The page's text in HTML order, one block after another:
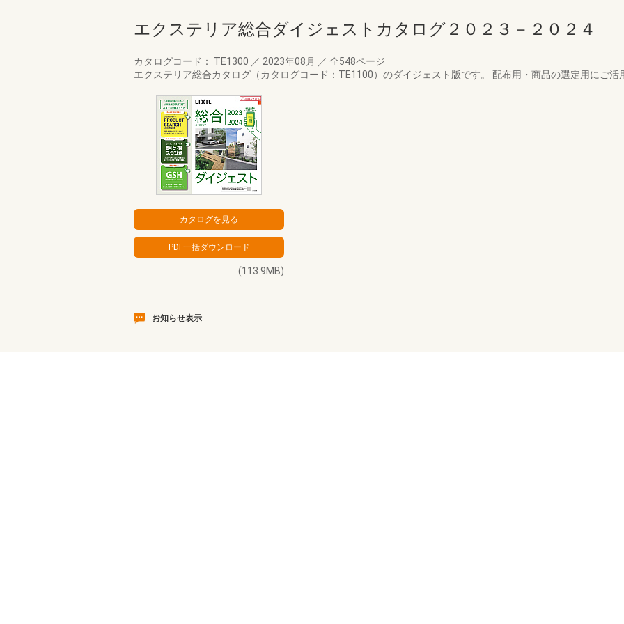
エクステリア総合ダイジェストカタログ２０２３－２０２４
カタログコード： TE1300 ／ 2023年08月 ／ 全548ページ
エクステリア総合カタログ（カタログコード：TE1100）のダイジェスト版です。 配布用・商品の選定用にご活
(113.9MB)
お知らせ表示